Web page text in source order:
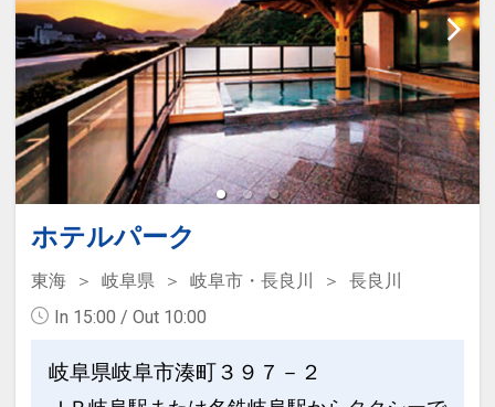
そ の 他 ：セルフロウリュが可能です。
※荒天時は休業とさせていただきます。
※水着着用でのご使用をお願いいたしま
す。
屋外カフェエリア
：軽食と飲料（アルコール含む）。※有
：軽食15：00～（LO20：30）、飲料
8：00～（LO20：30）
素泊り（食事は含まれません）
・施設名 / FitnessClub AnkINI（フィッ
トネスクラブ アンキニ）
・営業時間 / 8：00～23：00（最終入館
22：00）
・場所 / ホテル3階
・年齢制限 / 18歳以上
あり
・貸出品 / 水着・サウナハット・サウナ
・施設 / 屋内 トレーニングジム・エステ
ホテルパーク
東海 岐阜県 岐阜市・長良川
長良川
In 15:00 / Out 10:00
岐阜県岐阜市湊町３９７－２